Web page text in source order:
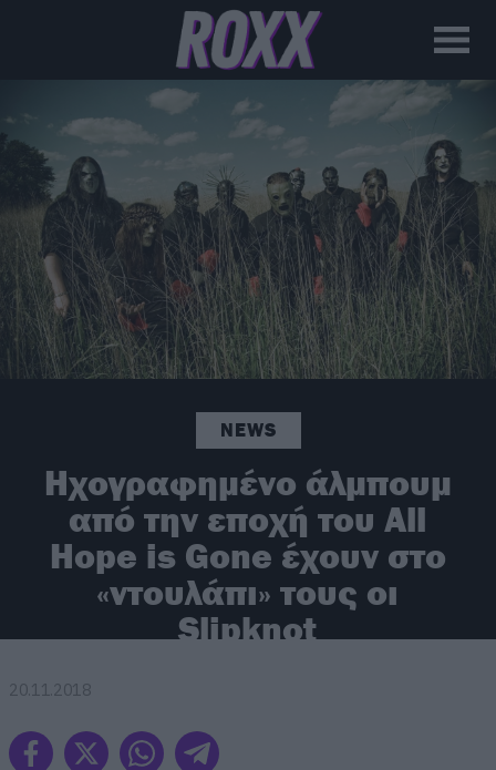
NEWS
Ηχογραφημένο άλμπουμ
από την εποχή του All
Hope is Gone έχουν στο
«ντουλάπι» τους οι
Slipknot
20.11.2018